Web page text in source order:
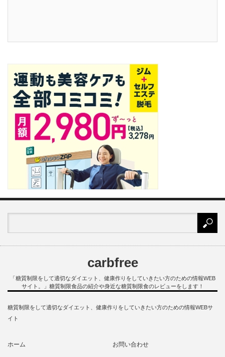
carbfree
「糖質制限をして適切なダイエット、健康作りをしていきたい方のための情報WEB
サイト。」糖質制限食品の紹介や身近な糖質制限食のレビューをします！
糖質制限をして適切なダイエット、健康作りをしていきたい方のための情報WEBサ
イト
ホーム お問い合わせ